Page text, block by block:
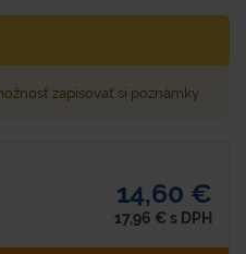
zapisovať si poznámky
14,60 €
17,96 € s DPH